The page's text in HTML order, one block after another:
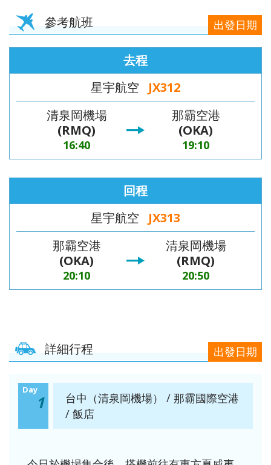
參考航班 出發日期
去程
星宇航空
JX312
清泉岡機場
(RMQ)
16:40
那霸空港
(OKA)
19:10
回程
星宇航空
JX313
那霸空港
(OKA)
20:10
清泉岡機場
(RMQ)
20:50
詳細行程 出發日期
Day
1
台中（清泉岡機場） / 那霸國際空港
/ 飯店